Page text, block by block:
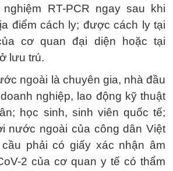
RT-PCR ngay sau khi
điểm cách ly; được cách ly tại
cơ quan đại diện hoặc tại
lưu trú.
ngoài là chuyên gia, nhà đầu
nghiệp, lao động kỹ thuật
học sinh, sinh viên quốc tế;
nước ngoài của công dân Việt
phải có giấy xác nhận âm
2 của cơ quan y tế có thẩm